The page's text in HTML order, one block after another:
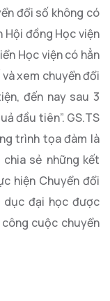
đổi số không có
Hội đồng Học viện
Học viện có hẳn
xem chuyển đổi
đến nay sau 3
đầu tiên”. GS.TS
trình tọa đàm là
sẻ những kết
hiện Chuyển đổi
đại học được
cuộc chuyển